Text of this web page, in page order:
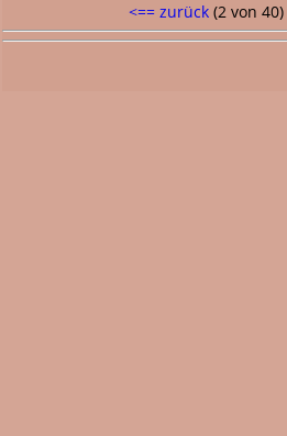
<== zurück(2 von 40)